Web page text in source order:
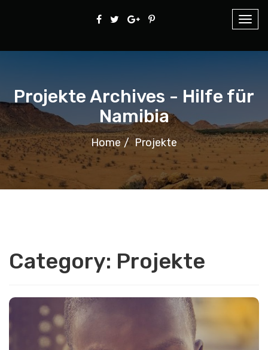
Hilfe für Namibia
Projekte Archives - Hilfe für
Namibia
Home Projekte
Category: Projekte